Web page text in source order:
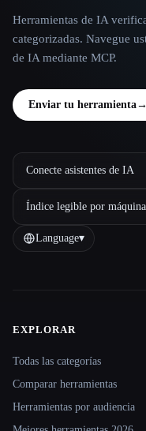
Herramientas de IA
categorizadas. Navegue
de IA mediante MCP.
Enviar tu herramienta→
Conecte asistentes de IA
Índice legible por máquina
Language▾
Site navigation
EXPLORAR
Todas las categorías
Comparar herramientas
Herramientas por audiencia